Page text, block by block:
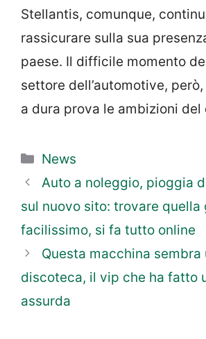
Stellantis, comunque,
rassicurare sulla sua
paese. Il difficile momento
settore dell’automotive,
a dura prova le ambizioni del
Categorie
News
Auto a noleggio, pioggia
sul nuovo sito: trovare quella
facilissimo, si fa tutto online
Questa macchina sembra
discoteca, il vip che ha fatto
assurda